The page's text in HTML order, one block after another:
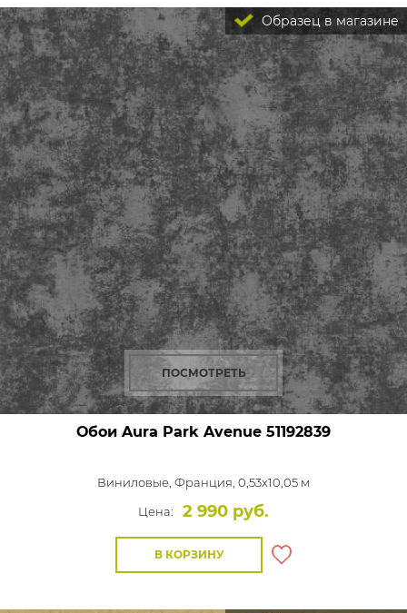
Образец в магазине
ПОСМОТРЕТЬ
Обои Aura Park Avenue 51192839
Виниловые, Франция, 0,53x10,05 м
Цена:
2 990 руб.
В КОРЗИНУ